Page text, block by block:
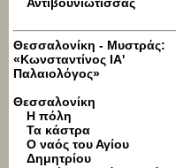
Θεσσαλονίκη - Μυστράς:
«Κωνσταντίνος ΙΑ'
Παλαιολόγος»
Θεσσαλονίκη
Η πόλη
Τα κάστρα
Ο ναός του Αγίου
Δημητρίου